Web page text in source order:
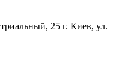
25 г. Киев, ул.